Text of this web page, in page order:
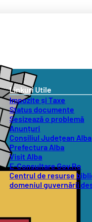
Linkuri Utile
Impozite și Taxe
Status documente
Sesizează o problemă
Anunțuri
Consiliul Județean Alba
Prefectura Alba
Visit Alba
E-Consultare Gov.Ro
Centrul de resurse
domeniul guvernării